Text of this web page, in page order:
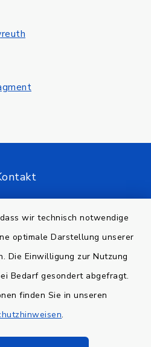
wir technisch notwendige
optimale Darstellung unserer
Die Einwilligung zur Nutzung
Bedarf gesondert abgefragt.
finden Sie in unseren
.